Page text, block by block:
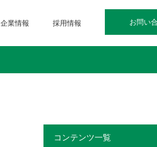
お問い
企業情報 採用情報
コンテンツ一覧